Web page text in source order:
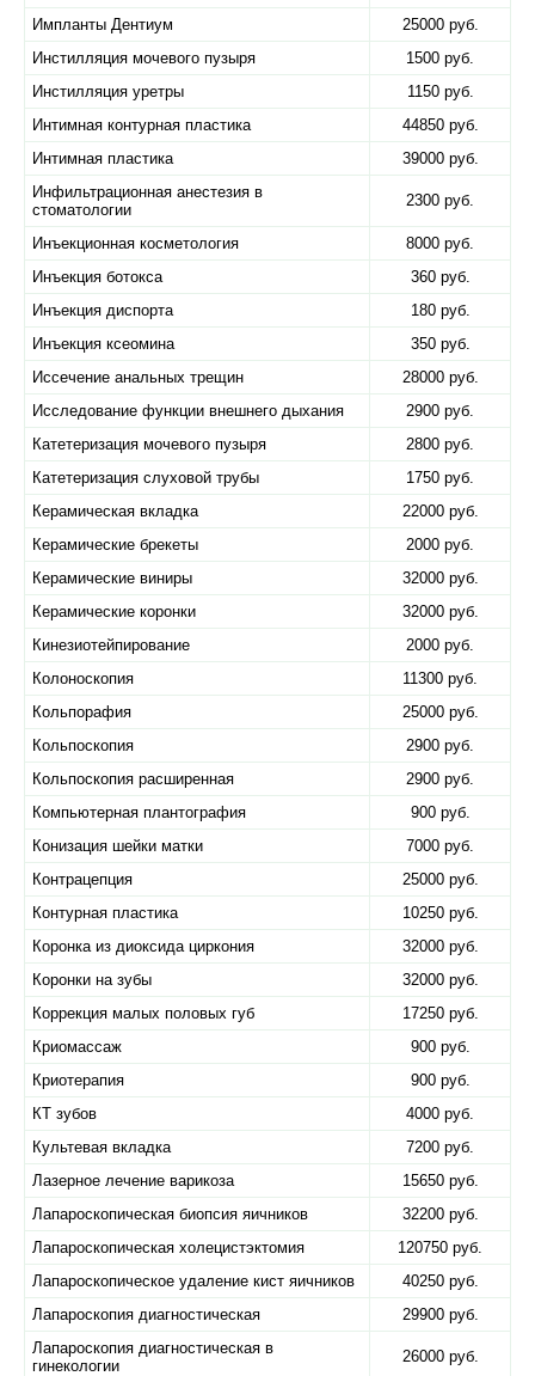
Импланты Дентиум
25000 руб.
Инстилляция мочевого пузыря
1500 руб.
Инстилляция уретры
1150 руб.
Интимная контурная пластика
44850 руб.
Интимная пластика
39000 руб.
Инфильтрационная анестезия в
стоматологии
2300 руб.
Инъекционная косметология
8000 руб.
Инъекция ботокса
360 руб.
Инъекция диспорта
180 руб.
Инъекция ксеомина
350 руб.
Иссечение анальных трещин
28000 руб.
Исследование функции внешнего дыхания
2900 руб.
Катетеризация мочевого пузыря
2800 руб.
Катетеризация слуховой трубы
1750 руб.
Керамическая вкладка
22000 руб.
Керамические брекеты
2000 руб.
Керамические виниры
32000 руб.
Керамические коронки
32000 руб.
Кинезиотейпирование
2000 руб.
Колоноскопия
11300 руб.
Кольпорафия
25000 руб.
Кольпоскопия
2900 руб.
Кольпоскопия расширенная
2900 руб.
Компьютерная плантография
900 руб.
Конизация шейки матки
7000 руб.
Контрацепция
25000 руб.
Контурная пластика
10250 руб.
Коронка из диоксида циркония
32000 руб.
Коронки на зубы
32000 руб.
Коррекция малых половых губ
17250 руб.
Криомассаж
900 руб.
Криотерапия
900 руб.
КТ зубов
4000 руб.
Культевая вкладка
7200 руб.
Лазерное лечение варикоза
15650 руб.
Лапароскопическая биопсия яичников
32200 руб.
Лапароскопическая холецистэктомия
120750 руб.
Лапароскопическое удаление кист яичников
40250 руб.
Лапароскопия диагностическая
29900 руб.
Лапароскопия диагностическая в
гинекологии
26000 руб.